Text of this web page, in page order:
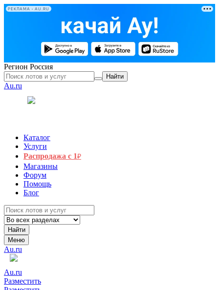
РЕКЛАМА • AU.RU
Регион Россия
Найти
Au.ru
Каталог
Услуги
Распродажа с 1₽
Магазины
Форум
Помощь
Блог
Найти
Меню
Au.ru
Au.ru
Разместить